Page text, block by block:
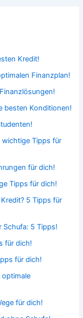
Kredit!
Finanzplan!
besten Konditionen!
Tipps für
für dich!
Tipps für dich!
5 Tipps für
Schufa: 5 Tipps!
für dich!
für dich!
optimale
für dich!